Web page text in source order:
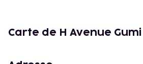
Vallée de Bowling Indong Koa -
Carte de H Avenue